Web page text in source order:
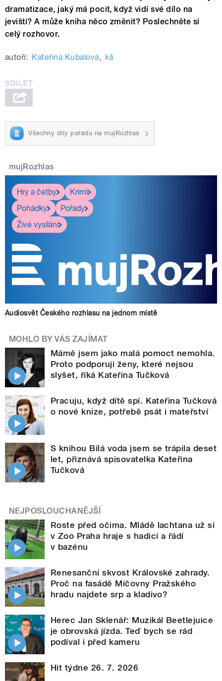
dramatizace, jaký má pocit, když vidí své dílo na
jevišti? A může kniha něco změnit? Poslechněte si
celý rozhovor.
autoři: Kateřina Kubalová, kš
Všechny díly pořadu na mujRozhlas
mujRozhlas
Hry a četby
Krimi
Pohádky
Pořady
Živé vysílání
Audiosvět Českého rozhlasu na jednom místě
MOHLO BY VÁS ZAJÍMAT
Mámě jsem jako malá pomoct nemohla.
Proto podporuji ženy, které nejsou
slyšet, říká Kateřina Tučková
Pracuju, když dítě spí. Kateřina Tučková
o nové knize, potřebě psát i mateřství
S knihou Bílá voda jsem se trápila deset
let, přiznává spisovatelka Kateřina
Tučková
NEJPOSLOUCHANĚJŠÍ
Roste před očima. Mládě lachtana už si
v Zoo Praha hraje s hadicí a řádí
v bazénu
Renesanční skvost Královské zahrady.
Proč na fasádě Míčovny Pražského
hradu najdete srp a kladivo?
Herec Jan Sklenář: Muzikál Beetlejuice
je obrovská jízda. Teď bych se rád
podíval i před kameru
Hit týdne 26. 7. 2026